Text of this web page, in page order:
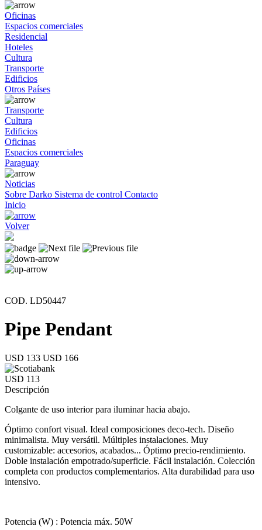
Oficinas
Espacios comerciales
Residencial
Hoteles
Cultura
Transporte
Edificios
Otros Países
Transporte
Cultura
Edificios
Oficinas
Espacios comerciales
Paraguay
Noticias
Sobre Darko Sistema de control Contacto
Inicio
Volver
COD. LD50447
Pipe Pendant
USD 133 USD 166
USD 113
Descripción
Colgante de uso interior para iluminar hacia abajo.
Óptimo confort visual. Ideal composiciones deco-tech. Diseño
minimalista. Muy versátil. Múltiples instalaciones. Muy
customizable: accesorios, acabados... Óptimo precio-rendimiento.
Doble instalación empotrado/superficie. Fácil instalación. Colección
completa con productos complementarios. Alta durabilidad para uso
intensivo.
Potencia (W) : Potencia máx. 50W